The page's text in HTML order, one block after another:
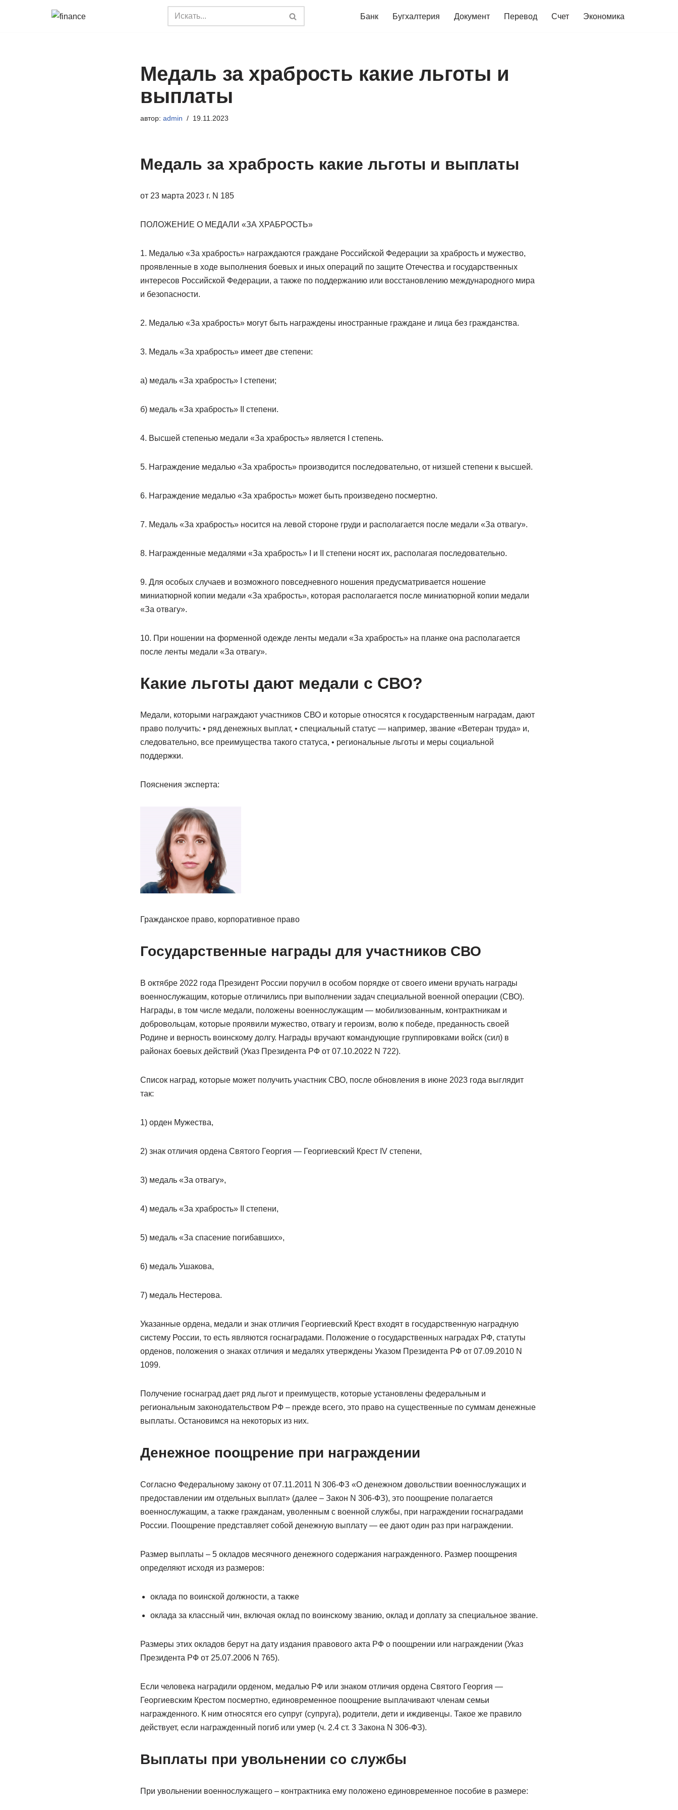
Банк Бугхалтерия Документ Перевод Счет Экономика
Медаль за храбрость какие льготы и
выплаты
автор: admin 19.11.2023
Медаль за храбрость какие льготы и выплаты
от 23 марта 2023 г. N 185
ПОЛОЖЕНИЕ О МЕДАЛИ «ЗА ХРАБРОСТЬ»
1. Медалью «За храбрость» награждаются граждане Российской Федерации за храбрость и мужество,
проявленные в ходе выполнения боевых и иных операций по защите Отечества и государственных
интересов Российской Федерации, а также по поддержанию или восстановлению международного мира
и безопасности.
2. Медалью «За храбрость» могут быть награждены иностранные граждане и лица без гражданства.
3. Медаль «За храбрость» имеет две степени:
а) медаль «За храбрость» I степени;
б) медаль «За храбрость» II степени.
4. Высшей степенью медали «За храбрость» является I степень.
5. Награждение медалью «За храбрость» производится последовательно, от низшей степени к высшей.
6. Награждение медалью «За храбрость» может быть произведено посмертно.
7. Медаль «За храбрость» носится на левой стороне груди и располагается после медали «За отвагу».
8. Награжденные медалями «За храбрость» I и II степени носят их, располагая последовательно.
9. Для особых случаев и возможного повседневного ношения предусматривается ношение
миниатюрной копии медали «За храбрость», которая располагается после миниатюрной копии медали
«За отвагу».
10. При ношении на форменной одежде ленты медали «За храбрость» на планке она располагается
после ленты медали «За отвагу».
Какие льготы дают медали с СВО?
Медали, которыми награждают участников СВО и которые относятся к государственным наградам, дают
право получить: • ряд денежных выплат, • специальный статус — например, звание «Ветеран труда» и,
следовательно, все преимущества такого статуса, • региональные льготы и меры социальной
поддержки.
Пояснения эксперта:
Гражданское право, корпоративное право
Государственные награды для участников СВО
В октябре 2022 года Президент России поручил в особом порядке от своего имени вручать награды
военнослужащим, которые отличились при выполнении задач специальной военной операции (СВО).
Награды, в том числе медали, положены военнослужащим — мобилизованным, контрактникам и
добровольцам, которые проявили мужество, отвагу и героизм, волю к победе, преданность своей
Родине и верность воинскому долгу. Награды вручают командующие группировками войск (сил) в
районах боевых действий (Указ Президента РФ от 07.10.2022 N 722).
Список наград, которые может получить участник СВО, после обновления в июне 2023 года выглядит
так:
1) орден Мужества,
2) знак отличия ордена Святого Георгия — Георгиевский Крест IV степени,
3) медаль «За отвагу»,
4) медаль «За храбрость» II степени,
5) медаль «За спасение погибавших»,
6) медаль Ушакова,
7) медаль Нестерова.
Указанные ордена, медали и знак отличия Георгиевский Крест входят в государственную наградную
систему России, то есть являются госнаградами. Положение о государственных наградах РФ, статуты
орденов, положения о знаках отличия и медалях утверждены Указом Президента РФ от 07.09.2010 N
1099.
Получение госнаград дает ряд льгот и преимуществ, которые установлены федеральным и
региональным законодательством РФ – прежде всего, это право на существенные по суммам денежные
выплаты. Остановимся на некоторых из них.
Денежное поощрение при награждении
Согласно Федеральному закону от 07.11.2011 N 306-ФЗ «О денежном довольствии военнослужащих и
предоставлении им отдельных выплат» (далее – Закон N 306-ФЗ), это поощрение полагается
военнослужащим, а также гражданам, уволенным с военной службы, при награждении госнаградами
России. Поощрение представляет собой денежную выплату — ее дают один раз при награждении.
Размер выплаты – 5 окладов месячного денежного содержания награжденного. Размер поощрения
определяют исходя из размеров:
оклада по воинской должности, а также
оклада за классный чин, включая оклад по воинскому званию, оклад и доплату за специальное звание.
Размеры этих окладов берут на дату издания правового акта РФ о поощрении или награждении (Указ
Президента РФ от 25.07.2006 N 765).
Если человека наградили орденом, медалью РФ или знаком отличия ордена Святого Георгия —
Георгиевским Крестом посмертно, единовременное поощрение выплачивают членам семьи
награжденного. К ним относятся его супруг (супруга), родители, дети и иждивенцы. Такое же правило
действует, если награжденный погиб или умер (ч. 2.4 ст. 3 Закона N 306-ФЗ).
Выплаты при увольнении со службы
При увольнении военнослужащего – контрактника ему положено единовременное пособие в размере: